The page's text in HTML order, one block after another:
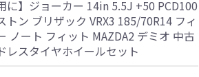
に】ジョーカー 14in 5.5J +50 PCD100
トン ブリザック VRX3 185/70R14 フィ
ノート フィット MAZDA2 デミオ 中古
レスタイヤホイールセット